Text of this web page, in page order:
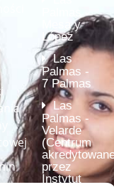
Palmas -
Mesa y
López
Las
Palmas -
7 Palmas
Las
Palmas -
Velarde
(Centrum
przez
Instytut